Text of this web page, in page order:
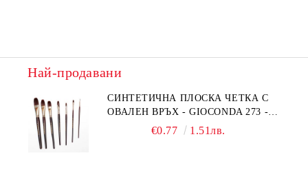
Най-продавани
СИНТЕТИЧНА ПЛОСКА ЧЕТКА С
ОВАЛЕН ВРЪХ - GIOCONDA 273 -
€0.77 1.51лв.